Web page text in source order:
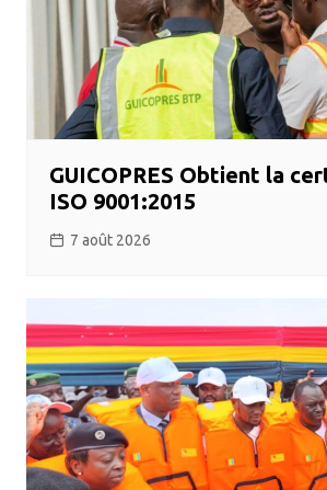
GUICOPRES Obtient la
ISO 9001:2015
7 août 2026